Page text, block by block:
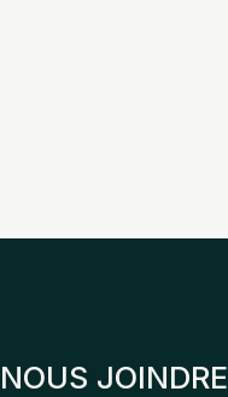
NOUS JOINDRE